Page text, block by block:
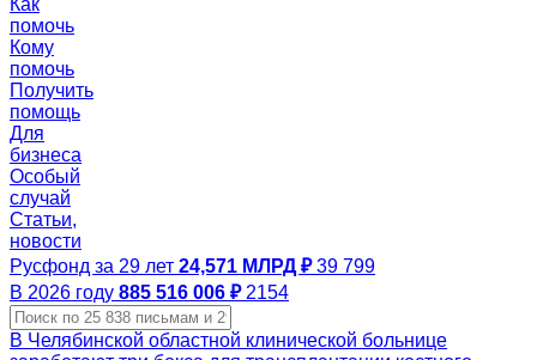
помочь
Кому
помочь
Получить
помощь
Для
бизнеса
Особый
случай
Статьи,
новости
Русфонд за 29 лет 24,571 МЛРД ₽ 39 799
В 2026 году 885 516 006 ₽ 2154
В Челябинской областной клинической больнице